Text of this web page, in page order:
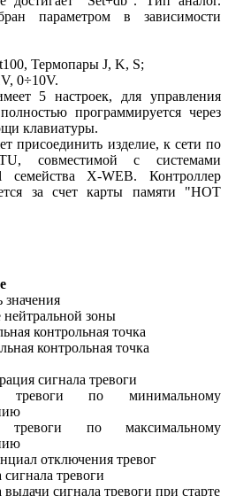
параметром в зависимости
Термопары J, K, S;
0÷10V.
5 настроек, для управления
программируется через
клавиатуры.
присоединить изделие, к сети по
совместимой с системами
семейства X-WEB. Контроллер
за счет карты памяти "HOT
значения
нейтральной зоны
контрольная точка
контрольная точка
сигнала тревоги
тревоги по минимальному
тревоги по максимальному
отключения тревог
сигнала тревоги
выдачи сигнала тревоги при старте